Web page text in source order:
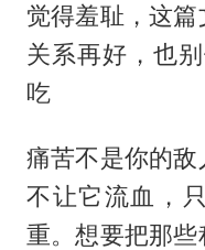
觉得羞耻，这
关系再好，也
吃
痛苦不是你的
不让它流血，
重。想要把那些